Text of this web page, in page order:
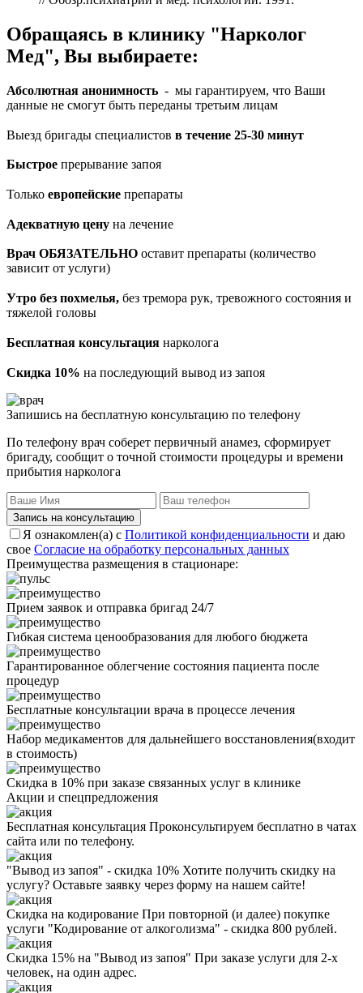
Обращаясь в клинику "Нарколог
Мед", Вы выбираете:
Абсолютная анонимность - мы гарантируем, что Ваши
данные не смогут быть переданы третьим лицам
Выезд бригады специалистов в течение 25-30 минут
Быстрое прерывание запоя
Только европейские препараты
Адекватную цену на лечение
Врач ОБЯЗАТЕЛЬНО оставит препараты (количество
зависит от услуги)
Утро без похмелья, без тремора рук, тревожного состояния и
тяжелой головы
Бесплатная консультация нарколога
Скидка 10% на последующий вывод из запоя
Запишись на бесплатную консультацию по телефону
По телефону врач соберет первичный анамез, сформирует
бригаду, сообщит о точной стоимости процедуры и времени
прибытия нарколога
Запись на консультацию
Я ознакомлен(а) с Политикой конфиденциальности и даю
свое Согласие на обработку персональных данных
Преимущества размещения в стационаре:
Прием заявок и отправка бригад 24/7
Гибкая система ценообразования для любого бюджета
Гарантированное облегчение состояния пациента после
процедур
Бесплатные консультации врача в процессе лечения
Набор медикаментов для дальнейшего восстановления(входит
в стоимость)
Скидка в 10% при заказе связанных услуг в клинике
Акции и спецпредложения
Бесплатная консультация Проконсультируем бесплатно в чатах
сайта или по телефону.
"Вывод из запоя" - скидка 10% Хотите получить скидку на
услугу? Оставьте заявку через форму на нашем сайте!
Скидка на кодирование При повторной (и далее) покупке
услуги "Кодирование от алкоголизма" - скидка 800 рублей.
Скидка 15% на "Вывод из запоя" При заказе услуги для 2-х
человек, на один адрес.